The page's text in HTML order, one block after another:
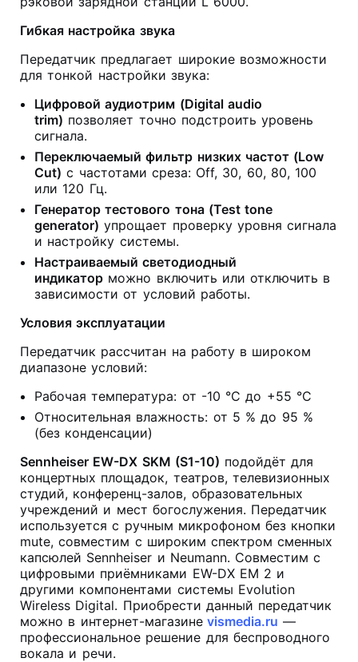
Гибкая настройка звука
Передатчик предлагает широкие возможности
для тонкой настройки звука:
Цифровой аудиотрим (Digital audio
trim) позволяет точно подстроить уровень
сигнала.
Переключаемый фильтр низких частот (Low
Cut) с частотами среза: Off, 30, 60, 80, 100
или 120 Гц.
Генератор тестового тона (Test tone
generator) упрощает проверку уровня сигнала
и настройку системы.
Настраиваемый светодиодный
индикатор можно включить или отключить в
зависимости от условий работы.
Условия эксплуатации
Передатчик рассчитан на работу в широком
диапазоне условий:
Рабочая температура: от -10 °C до +55 °C
Относительная влажность: от 5 % до 95 %
(без конденсации)
Sennheiser EW-DX SKM (S1-10) подойдёт для
концертных площадок, театров, телевизионных
студий, конференц-залов, образовательных
учреждений и мест богослужения. Передатчик
используется с ручным микрофоном без кнопки
mute, совместим с широким спектром сменных
капсюлей Sennheiser и Neumann. Совместим с
цифровыми приёмниками EW-DX EM 2 и
другими компонентами системы Evolution
Wireless Digital. Приобрести данный передатчик
можно в интернет-магазинеvismedia.ru —
профессиональное решение для беспроводного
вокала и речи.